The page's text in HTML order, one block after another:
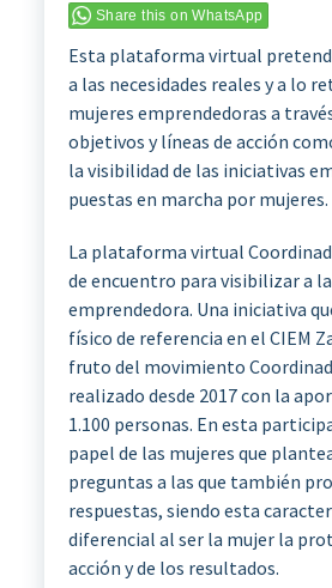
Share this on WhatsApp
Esta plataforma virtual
a las necesidades reales y a lo
mujeres emprendedoras a
objetivos y líneas de acción
la visibilidad de las iniciativas
puestas en marcha por mujeres.
La plataforma virtual
de encuentro para visibilizar a
emprendedora. Una iniciativa
físico de referencia en el CIEM
fruto del movimiento
realizado desde 2017 con la
1.100 personas. En esta
papel de las mujeres que
preguntas a las que también
respuestas, siendo esta
diferencial al ser la mujer la
acción y de los resultados.